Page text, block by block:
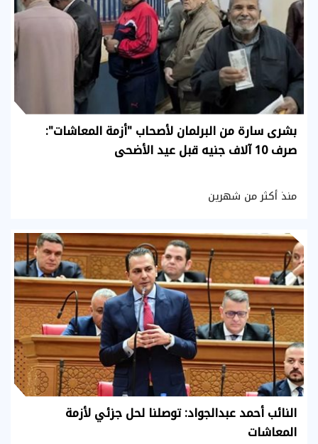
بشرى سارة من البرلمان لأصحاب "أزمة المعاشات":
صرف 10 آلاف جنيه قبل عيد الأضحى
منذ أكثر من شهرين
النائب أحمد عبدالجواد: توصلنا لحل جزئي لأزمة
المعاشات